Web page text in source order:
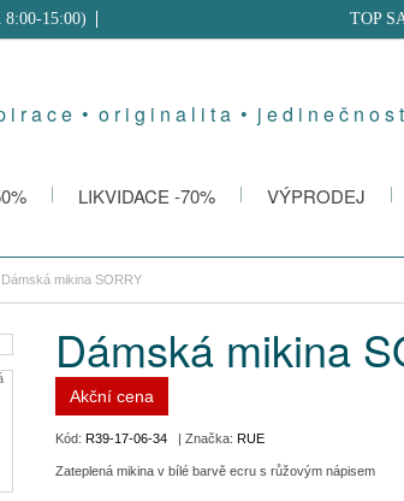
i r a c e • o r i g i n a l i t a • j e d i n e č n o s t
15:00) TOP
LIKVIDACE -70% VÝPRODEJ
Dámská mikina SORRY
Dámská mikina
Akční cena
Kód: R39-17-06-34 | Značka: RUE
Zateplená mikina v bílé barvě ecru s růžovým nápisem